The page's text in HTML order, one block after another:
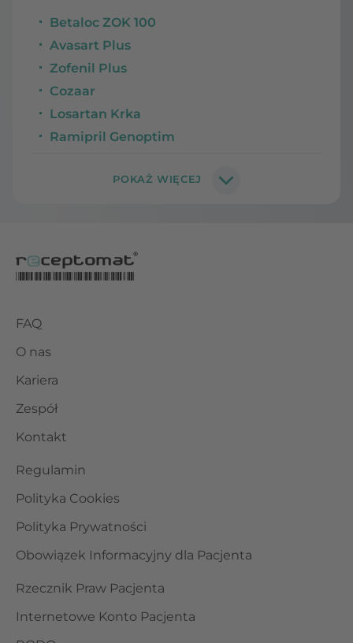
Betaloc ZOK 100
Avasart Plus
Zofenil Plus
Cozaar
Losartan Krka
Ramipril Genoptim
FAQ
O nas
Kariera
Zespół
Kontakt
Regulamin
Polityka Cookies
Polityka Prywatności
Obowiązek Informacyjny dla Pacjenta
Rzecznik Praw Pacjenta
Internetowe Konto Pacjenta